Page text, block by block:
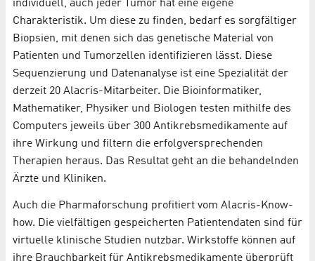
individuell, auch jeder Tumor hat eine eigene
Charakteristik. Um diese zu finden, bedarf es sorgfältiger
Biopsien, mit denen sich das genetische Material von
Patienten und Tumorzellen identifizieren lässt. Diese
Sequenzierung und Datenanalyse ist eine Spezialität der
derzeit 20 Alacris-Mitarbeiter. Die Bioinformatiker,
Mathematiker, Physiker und Biologen testen mithilfe des
Computers jeweils über 300 Antikrebsmedikamente auf
ihre Wirkung und filtern die erfolgversprechenden
Therapien heraus. Das Resultat geht an die behandelnden
Ärzte und Kliniken.
Auch die Pharmaforschung profitiert vom Alacris-Know-
how. Die vielfältigen gespeicherten Patientendaten sind für
virtuelle klinische Studien nutzbar. Wirkstoffe können auf
ihre Brauchbarkeit für Antikrebsmedikamente überprüft